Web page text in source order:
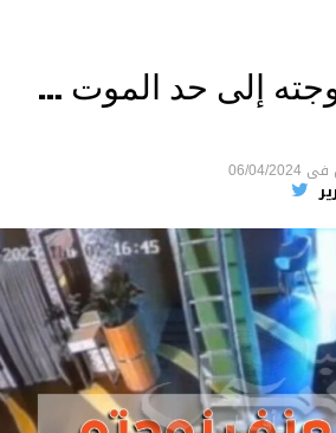
إلى حد الموت …
فى 06/04/2024